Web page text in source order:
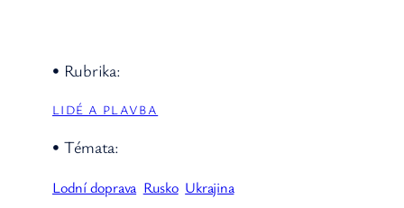
• Rubrika:
LIDÉ A PLAVBA
• Témata:
Lodní doprava Rusko Ukrajina